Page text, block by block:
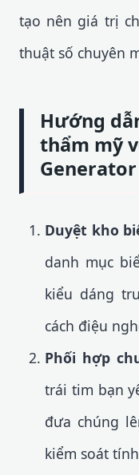
tạo nên giá trị
thuật số chuyên
Hướng
thẩm mỹ
Generator
Duyệt kho
danh mục
kiểu dáng
cách điệu
Phối hợp
trái tim bạn
đưa chúng
kiểm soát